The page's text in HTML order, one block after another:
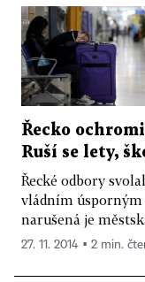
Řecko
Ruší se lety,
Řecké odbory
vládním úsporným
narušená je
27. 11. 2014 ▪ 2 min.